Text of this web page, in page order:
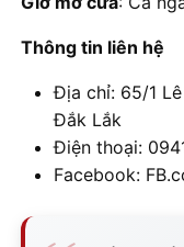
Thông tin liên hệ
Địa chỉ: 65/1
Đắk Lắk
Điện thoại:
Facebook: